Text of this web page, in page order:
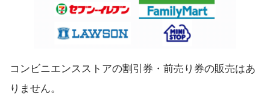
コンビニエンスストアの割引券・前売り券の販売はあ
りません。